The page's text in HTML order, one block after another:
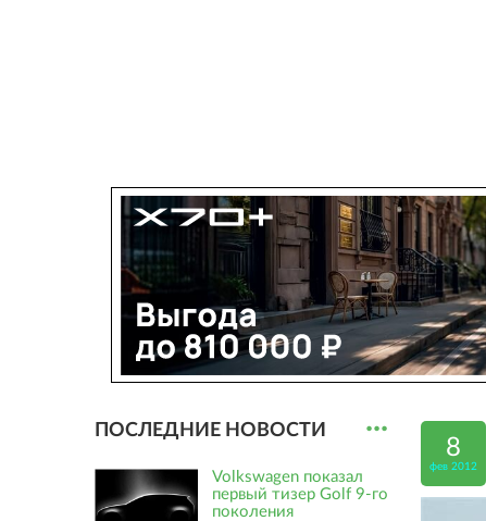
8
фев 2012
ПОСЛЕДНИЕ НОВОСТИ ...
Volkswagen показал
первый тизер Golf 9-го
поколения